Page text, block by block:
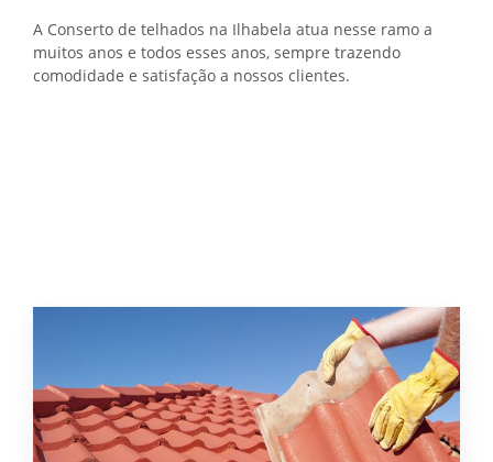
A Conserto de telhados na Ilhabela atua nesse ramo a
muitos anos e todos esses anos, sempre trazendo
comodidade e satisfação a nossos clientes.